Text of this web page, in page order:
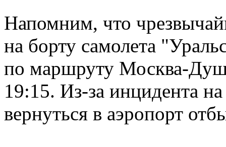
Напомним, что
на борту самолета
по маршруту Москва-
19:15. Из-за инцидента
вернуться в аэропорт